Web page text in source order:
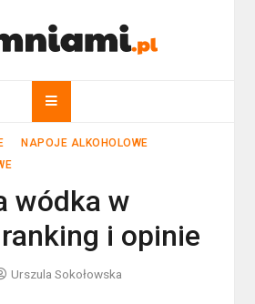
NAPOJE ALKOHOLOWE
wódka w
i opinie
Urszula Sokołowska